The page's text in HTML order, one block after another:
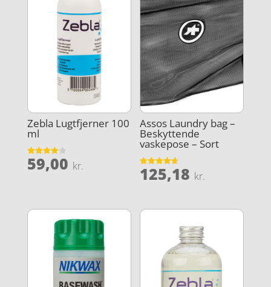
Zebla Lugtfjerner 100
ml
Vurderet
4.1
59,00 kr.
Assos Laundry bag –
Beskyttende
vaskepose – Sort
Vurderet
4.6
125,18 kr.